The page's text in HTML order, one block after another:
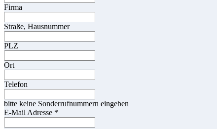
Firma
Straße, Hausnummer
PLZ
Ort
Telefon
bitte keine Sonderrufnummern eingeben
E-Mail Adresse *